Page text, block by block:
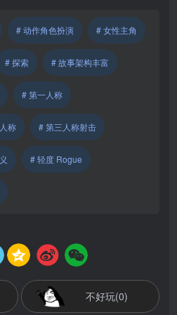
# 动作角色扮演 # 女性主角
# 探索 # 故事架构丰富
# 第一人称
称 # 第三人称射击
# 轻度 Rogue
不好玩(0)